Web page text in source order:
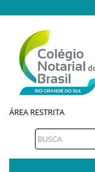
ÁREA RESTRITA